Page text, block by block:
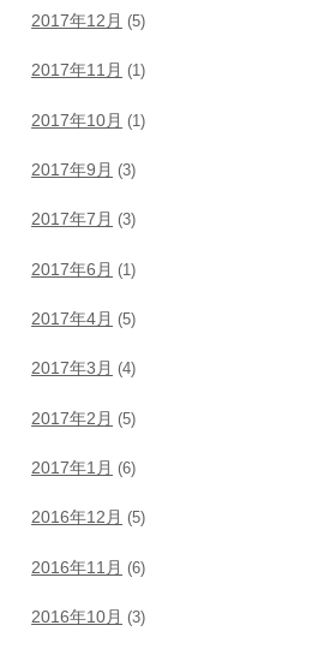
2017年12月 (5)
2017年11月 (1)
2017年10月 (1)
2017年9月 (3)
2017年7月 (3)
2017年6月 (1)
2017年4月 (5)
2017年3月 (4)
2017年2月 (5)
2017年1月 (6)
2016年12月 (5)
2016年11月 (6)
2016年10月 (3)